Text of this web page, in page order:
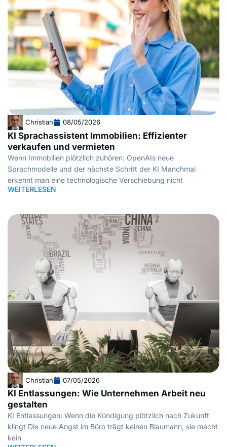
Christian 08/05/2026
KI Sprachassistent Immobilien: Effizienter
verkaufen und vermieten
Wenn Immobilien plötzlich zuhören: OpenAIs neue
Sprachmodelle und der nächste Schritt der KI Manchmal
erkennt man eine technologische Verschiebung nicht
WEITERLESEN
Christian 07/05/2026
KI Entlassungen: Wie Unternehmen Arbeit neu
gestalten
KI Entlassungen: Wenn die Kündigung plötzlich nach Zukunft
klingt Die neue Angst im Büro trägt keinen Blaumann, sie macht
kein